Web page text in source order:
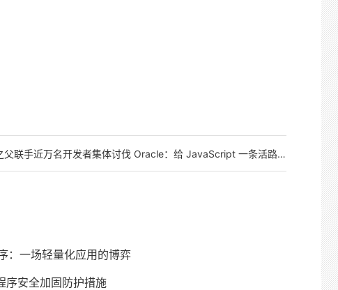
联手近万名开发者集体讨伐 Oracle：给 JavaScript 一条活路吧！
：一场轻量化应用的博弈
安全加固防护措施